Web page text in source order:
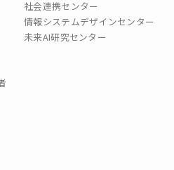
社会連携センター
情報システムデザインセンター
未来AI研究センター